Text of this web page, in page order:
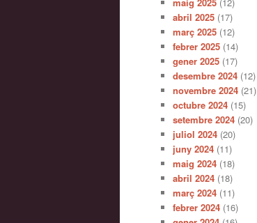
abril 2025 (17)
març 2025 (12)
febrer 2025 (14)
gener 2025 (17)
desembre 2024 (12)
novembre 2024 (21)
octubre 2024 (15)
setembre 2024 (20)
juliol 2024 (20)
juny 2024 (11)
maig 2024 (18)
abril 2024 (18)
març 2024 (11)
febrer 2024 (16)